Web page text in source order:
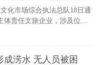
市场综合执法总队18日通
体责任文旅企业，涉及位于
涝水 无人员被困